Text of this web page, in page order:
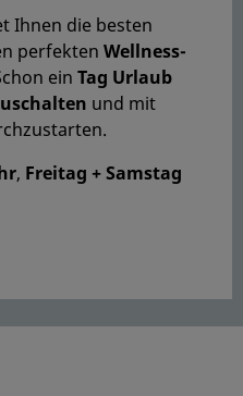
Ihnen die besten
perfekten Wellness-
ein Tag Urlaub
und mit
, Freitag + Samstag